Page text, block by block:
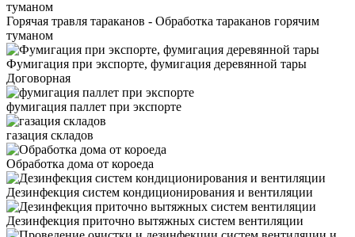
Горячая травля тараканов - Обработка тараканов горячим
туманом
Фумигация при экспорте, фумигация деревянной тары
Договорная
фумигация паллет при экспорте
газация складов
Обработка дома от короеда
Дезинфекция систем кондиционирования и вентиляции
Дезинфекция приточно вытяжных систем вентиляции